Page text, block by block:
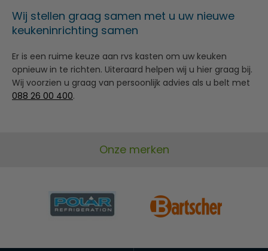
Wij stellen graag samen met u uw nieuwe
keukeninrichting samen
Er is een ruime keuze aan rvs kasten om uw keuken
opnieuw in te richten. Uiteraard helpen wij u hier graag bij.
Wij voorzien u graag van persoonlijk advies als u belt met
088 26 00 400.
Onze merken